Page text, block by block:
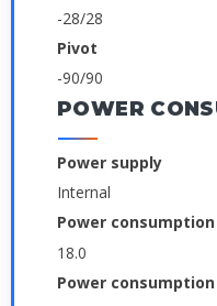
-28/28
Pivot
-90/90
POWER
Power supply
Internal
Power
18.0
Power